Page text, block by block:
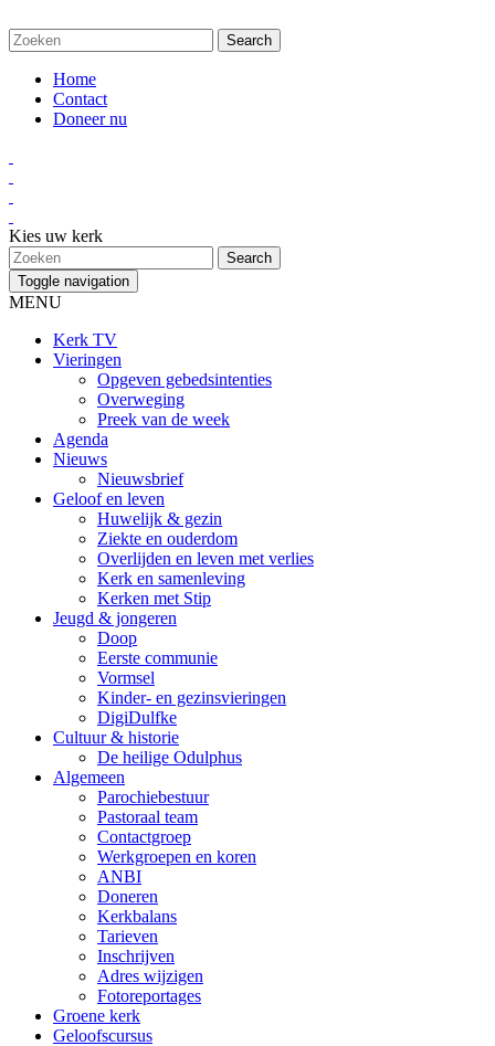
Home
Contact
Doneer nu
Kies uw kerk
Toggle navigation
MENU
Kerk TV
Vieringen
Opgeven gebedsintenties
Overweging
Preek van de week
Agenda
Nieuws
Nieuwsbrief
Geloof en leven
Huwelijk & gezin
Ziekte en ouderdom
Overlijden en leven met verlies
Kerk en samenleving
Kerken met Stip
Jeugd & jongeren
Doop
Eerste communie
Vormsel
Kinder- en gezinsvieringen
DigiDulfke
Cultuur & historie
De heilige Odulphus
Algemeen
Parochiebestuur
Pastoraal team
Contactgroep
Werkgroepen en koren
ANBI
Doneren
Kerkbalans
Tarieven
Inschrijven
Adres wijzigen
Fotoreportages
Groene kerk
Geloofscursus